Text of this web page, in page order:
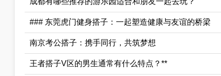
### 东莞虎门健身搭子：一起塑造健康与友谊的桥梁
南京考公搭子：携手同行，共筑梦想
王者搭子V区的男生通常有什么特点？**